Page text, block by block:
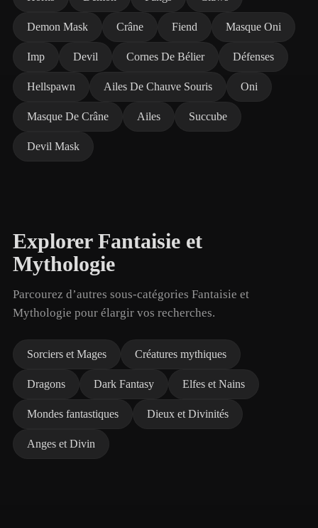
Demon Mask Crâne Fiend Masque Oni
Imp Devil Cornes De Bélier Défenses
Hellspawn Ailes De Chauve Souris Oni
Masque De Crâne Ailes Succube
Devil Mask
Explorer Fantaisie et
Mythologie
Parcourez d’autres sous-catégories Fantaisie et
Mythologie pour élargir vos recherches.
Sorciers et Mages Créatures mythiques
Dragons Dark Fantasy Elfes et Nains
Mondes fantastiques Dieux et Divinités
Anges et Divin